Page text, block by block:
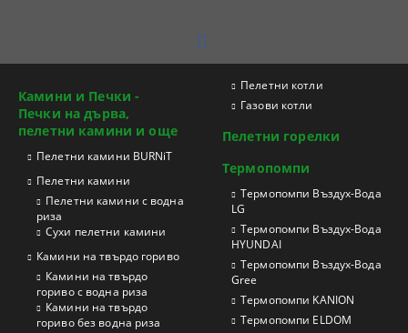
Камини и Печки -
Печки на дърва,
пелетни камини и още
Пелетни камини BURNiT
Пелетни камини
Пелетни камини с водна
риза
Сухи пелетни камини
Камини на твърдо гориво
Камини на твърдо
гориво с водна риза
Камини на твърдо
гориво без водна риза
Пелетни котли
Газови котли
Пелетни горелки
Термопомпи
Tермопомпи Въздух-Вода
LG
Термопомпи Въздух-Вода
HYUNDAI
Термопомпи Въздух-Вода
Gree
Термопомпи KANION
Термопомпи ELDOM